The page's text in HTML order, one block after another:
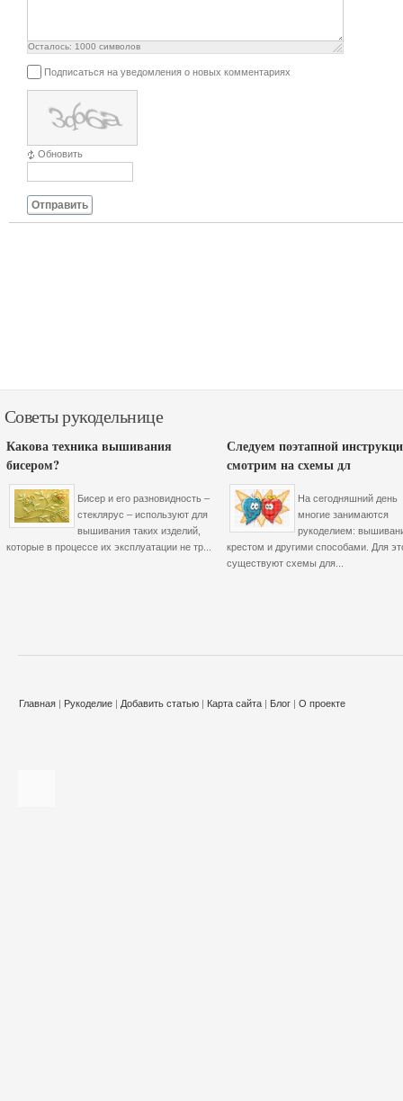
Осталось: 1000 символов
Подписаться на уведомления о новых комментариях
Обновить
Отправить
Советы рукодельнице
Какова техника вышивания
бисером?
Бисер и его разновидность –
стеклярус – используют для
вышивания таких изделий,
которые в процессе их эксплуатации не тр...
Следуем поэтапной
смотрим на схемы дл
На сегодняшний день
многие занимаются
рукоделием:
крестом и другими способами. Для
существуют схемы для...
Главная | Рукоделие | Добавить статью | Карта сайта | Блог | О проекте